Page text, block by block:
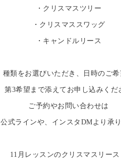
・クリスマスツリー
・クリスマススワッグ
・キャンドルリース
種類をお選びいただき、日時のご
第3希望まで添えてお申し込みくだ
ご予約やお問い合わせは
公式ラインや、インスタDMより承
11月レッスンのクリスマスリー